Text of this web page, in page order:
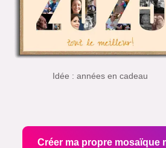
Idée : années en cadeau
Créer ma propre mosaïque